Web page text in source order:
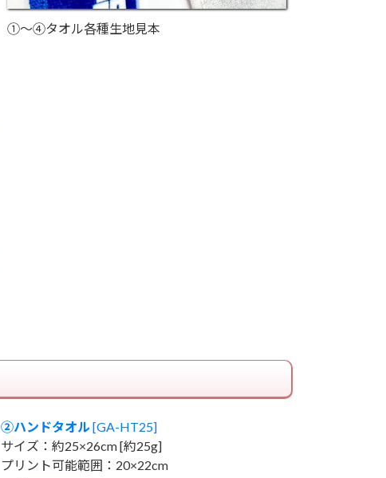
①～④タオル各種生地見本
②ハンドタオル[GA-HT25]
サイズ：約25×26cm [約25g]
プリント可能範囲：20×22cm